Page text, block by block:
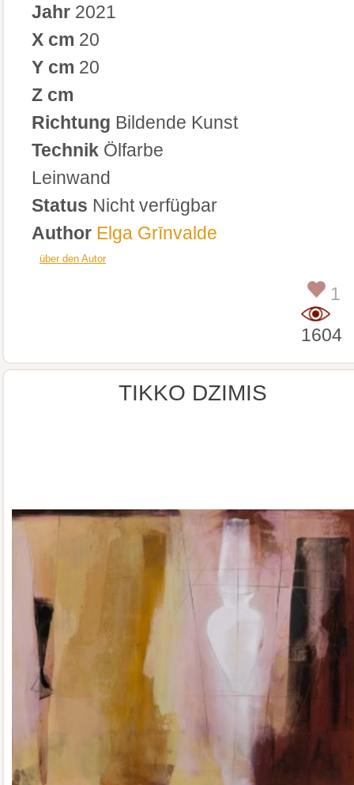
Jahr 2021
X cm 20
Y cm 20
Z cm
Richtung Bildende Kunst
Technik Ölfarbe
Leinwand
Status Nicht verfügbar
Author Elga Grīnvalde
über den Autor
1
1604
TIKKO DZIMIS